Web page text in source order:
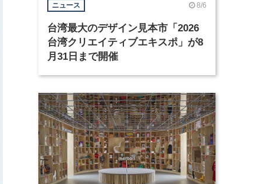
ニュース 8/6
台湾最大のデザイン見本市「2026
台湾クリエイティブエキスポ」が8
月31日まで開催